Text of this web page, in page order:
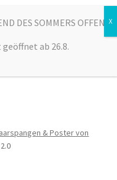
Menü
& Poster von
DES SOMMERS OFFEN
ab 26.8.